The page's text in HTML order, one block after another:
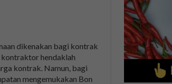
dikenakan bagi kontrak
kontraktor hendaklah
kontrak. Namun, bagi
mengemukakan Bon